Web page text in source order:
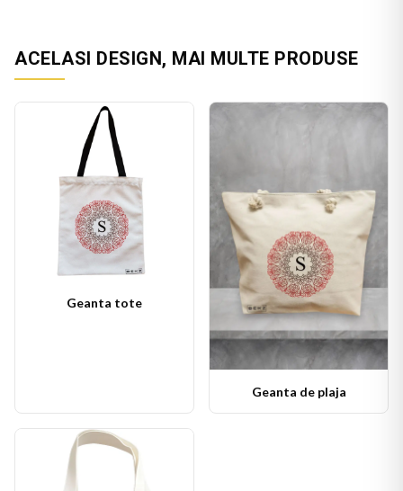
ACELASI DESIGN, MAI MULTE PRODUSE
Geanta tote
Geanta de plaja